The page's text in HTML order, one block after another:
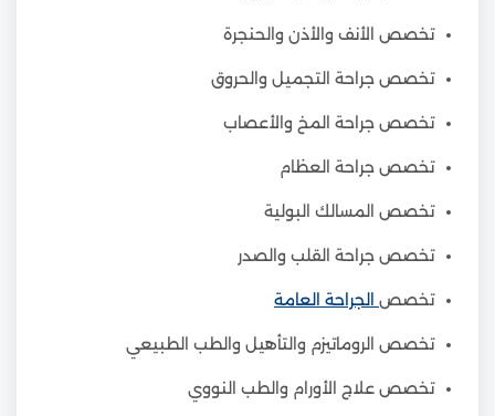
تخصص الأنف والأذن والحنجرة
تخصص جراحة التجميل والحروق
تخصص جراحة المخ والأعصاب
تخصص جراحة العظام
تخصص المسالك البولية
تخصص جراحة القلب والصدر
تخصص الجراحة العامة
تخصص الروماتيزم والتأهيل والطب الطبيعي
تخصص علاج الأورام والطب النووي